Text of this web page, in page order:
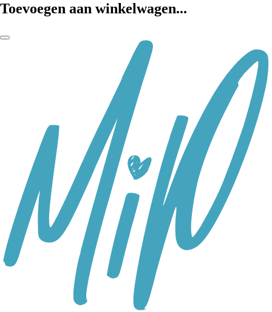
Toevoegen aan winkelwagen...